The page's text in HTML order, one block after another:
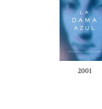
2001